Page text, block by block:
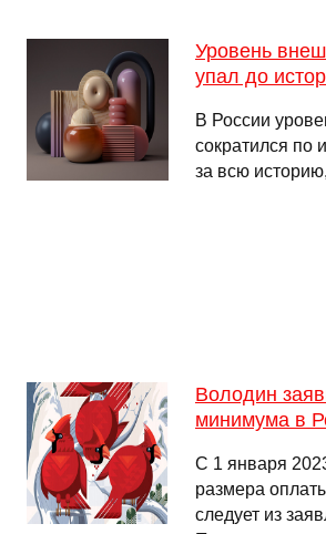
Уровень
упал до
В России
сократился по
за всю
Володин
минимума в
С 1 января
размера
следует из